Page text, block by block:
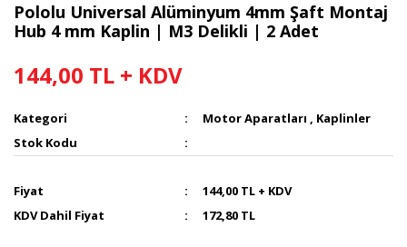
Pololu Universal Alüminyum 4mm Şaft Montaj
Hub 4 mm Kaplin | M3 Delikli | 2 Adet
144,00 TL + KDV
Kategori Motor Aparatları , Kaplinler
Stok Kodu
Fiyat
144,00 TL + KDV
KDV Dahil Fiyat
172,80 TL